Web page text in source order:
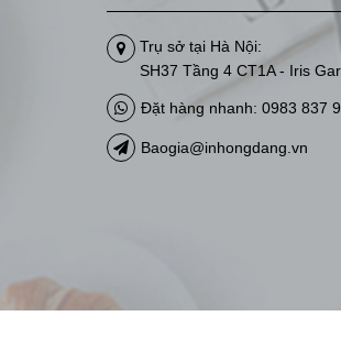
Trụ sở tại Hà Nội:
SH37 Tầng 4 CT1A - Iris
Đặt hàng nhanh: 0983 837
Baogia@inhongdang.vn